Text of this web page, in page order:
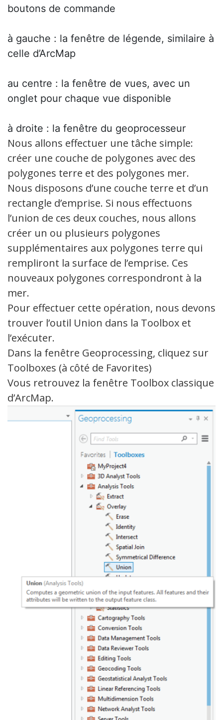
boutons de commande
à gauche : la fenêtre de légende, similaire à
celle d’ArcMap
au centre : la fenêtre de vues, avec un
onglet pour chaque vue disponible
à droite : la fenêtre du geoprocesseur
Nous allons effectuer une tâche simple:
créer une couche de polygones avec des
polygones terre et des polygones mer.
Nous disposons d’une couche terre et d’un
rectangle d’emprise. Si nous effectuons
l’union de ces deux couches, nous allons
créer un ou plusieurs polygones
supplémentaires aux polygones terre qui
rempliront la surface de l’emprise. Ces
nouveaux polygones correspondront à la
mer.
Pour effectuer cette opération, nous devons
trouver l’outil Union dans la Toolbox et
l’exécuter.
Dans la fenêtre Geoprocessing, cliquez sur
Toolboxes (à côté de Favorites)
Vous retrouvez la fenêtre Toolbox classique
d’ArcMap.